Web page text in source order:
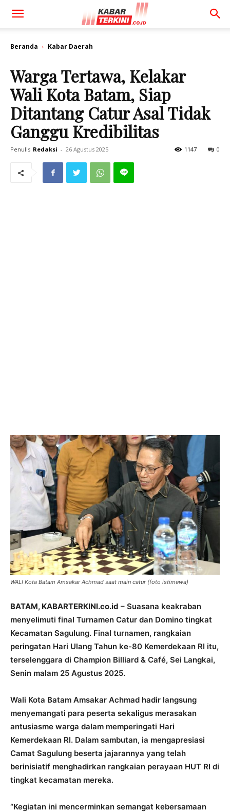
Beranda Kabar Daerah
Warga Tertawa, Kelakar
Wali Kota Batam, Siap
Ditantang Catur Asal Tidak
Ganggu Kredibilitas
Penulis Redaksi - 26 Agustus 2025 0
1147
WALI Kota Batam Amsakar Achmad saat main catur (foto istimewa)
BATAM, KABARTERKINI.co.id – Suasana keakraban
menyelimuti final Turnamen Catur dan Domino tingkat
Kecamatan Sagulung. Final turnamen, rangkaian
peringatan Hari Ulang Tahun ke-80 Kemerdekaan RI itu,
terselenggara di Champion Billiard & Café, Sei Langkai,
Senin malam 25 Agustus 2025.
Wali Kota Batam Amsakar Achmad hadir langsung
menyemangati para peserta sekaligus merasakan
antusiasme warga dalam memperingati Hari
Kemerdekaan RI. Dalam sambutan, ia mengapresiasi
Camat Sagulung beserta jajarannya yang telah
berinisiatif menghadirkan rangkaian perayaan HUT RI di
tingkat kecamatan mereka.
“Kegiatan ini mencerminkan semangat kebersamaan